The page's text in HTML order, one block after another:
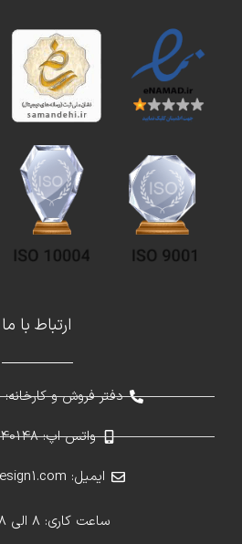
ارتباط با ما
دفتر فروش و کارخانه: 02691301060
واتس اپ: 09924040148
ایمیل: info@zdesign1.com
ساعت کاری: 8 الی 18 عصر